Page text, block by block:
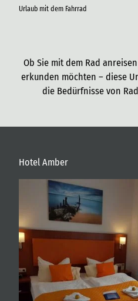
Urlaub mit dem Fahrrad
Ob Sie mit dem Rad
erkunden möchten – diese
die Bedürfnisse von
Hotel Amber